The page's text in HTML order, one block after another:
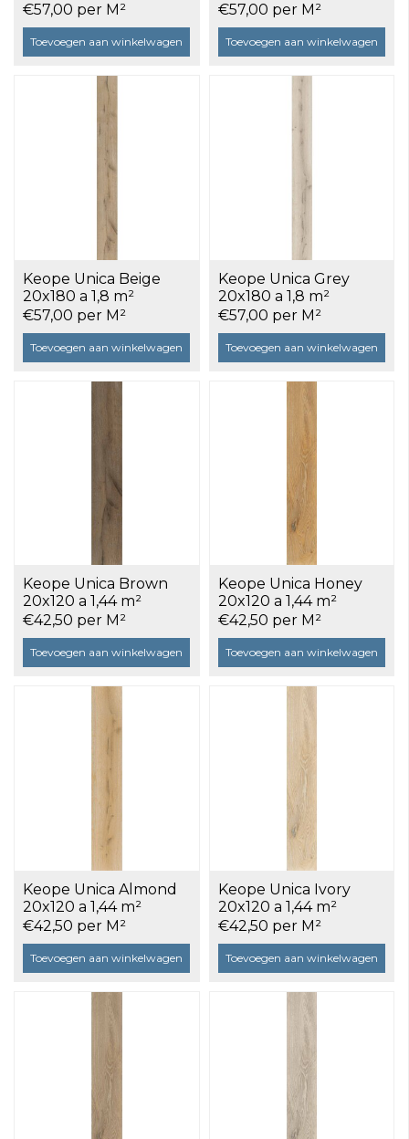
€57,00 per M²
Toevoegen aan winkelwagen
€57,00 per M²
Toevoegen aan winkelwagen
Keope Unica Beige
20x180 a 1,8 m²
€57,00 per M²
Toevoegen aan winkelwagen
Keope Unica Grey
20x180 a 1,8 m²
€57,00 per M²
Toevoegen aan winkelwagen
Keope Unica Brown
20x120 a 1,44 m²
€42,50 per M²
Toevoegen aan winkelwagen
Keope Unica Honey
20x120 a 1,44 m²
€42,50 per M²
Toevoegen aan winkelwagen
Keope Unica Almond
20x120 a 1,44 m²
€42,50 per M²
Toevoegen aan winkelwagen
Keope Unica Ivory
20x120 a 1,44 m²
€42,50 per M²
Toevoegen aan winkelwagen